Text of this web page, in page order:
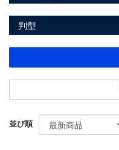
判型
並び順